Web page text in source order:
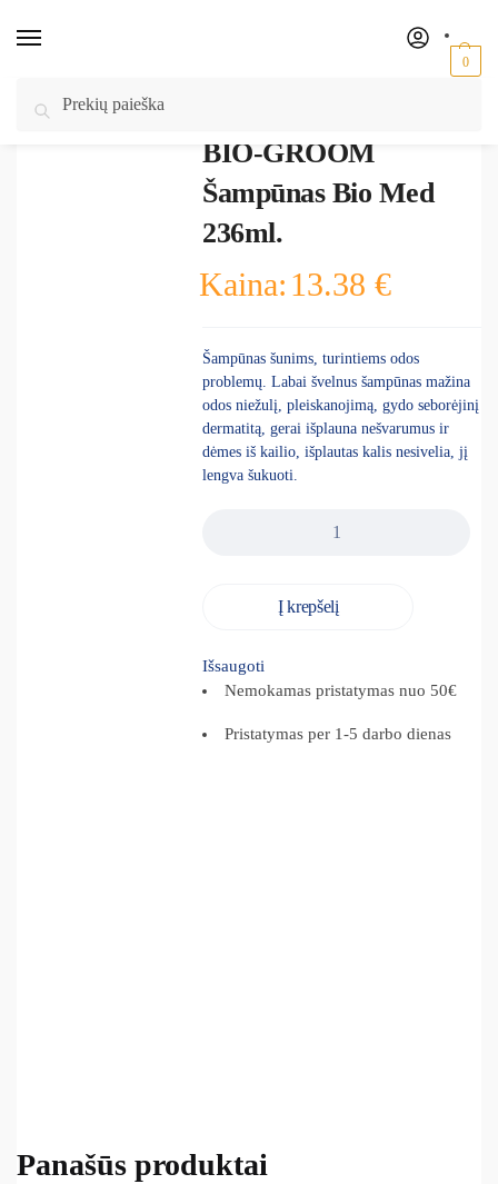
Ieškoti
0
GROOM Šampūnas Bio Med 236ml.
BIO-GROOM
Šampūnas Bio Med
236ml.
Kaina: 13.38€
Šampūnas šunims, turintiems odos
problemų. Labai švelnus šampūnas mažina
odos niežulį, pleiskanojimą, gydo seborėjinį
dermatitą, gerai išplauna nešvarumus ir
dėmes iš kailio, išplautas kalis nesivelia, jį
lengva šukuoti.
Į krepšelį
Išsaugoti
Nemokamas pristatymas nuo 50€
Pristatymas per 1-5 darbo dienas
Panašūs produktai